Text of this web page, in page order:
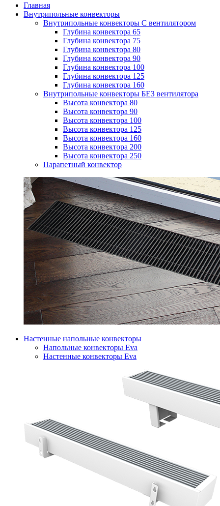
Главная
Внутрипольные конвекторы
Внутрипольные конвекторы С вентилятором
Глубина конвектора 65
Глубина конвектора 75
Глубина конвектора 80
Глубина конвектора 90
Глубина конвектора 100
Глубина конвектора 125
Глубина конвектора 160
Внутрипольные конвекторы БЕЗ вентилятора
Высота конвектора 80
Высота конвектора 90
Высота конвектора 100
Высота конвектора 125
Высота конвектора 160
Высота конвектора 200
Высота конвектора 250
Парапетный конвектор
Настенные напольные конвекторы
Напольные конвекторы Eva
Настенные конвекторы Eva